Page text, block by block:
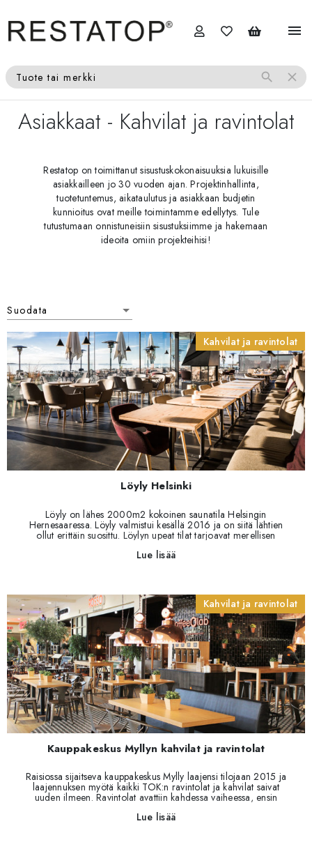
menu
Tuote tai merkki search close
Asiakkaat - Kahvilat ja ravintolat
Restatop on toimittanut sisustuskokonaisuuksia lukuisille
asiakkailleen jo 30 vuoden ajan. Projektinhallinta,
tuotetuntemus, aikataulutus ja asiakkaan budjetin
kunnioitus ovat meille toimintamme edellytys. Tule
tutustumaan onnistuneisiin sisustuksiimme ja hakemaan
ideoita omiin projekteihisi!
Suodata
Suodata
Kahvilat ja ravintolat
Löyly Helsinki
Löyly on lähes 2000m2 kokoinen saunatila Helsingin
Hernesaaressa. Löyly valmistui kesällä 2016 ja on siitä lähtien
ollut erittäin suosittu. Löylyn upeat tilat tarjoavat merellisen
Lue lisää
Kahvilat ja ravintolat
Kauppakeskus Myllyn kahvilat ja ravintolat
Raisiossa sijaitseva kauppakeskus Mylly laajensi tilojaan 2015 ja
laajennuksen myötä kaikki TOK:n ravintolat ja kahvilat saivat
uuden ilmeen. Ravintolat avattiin kahdessa vaiheessa, ensin
marraskuussa 2015 virallisissa avajaisissa Rapido, Bacaro
Lue lisää